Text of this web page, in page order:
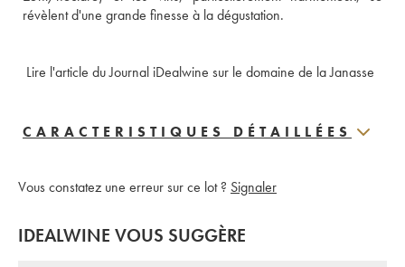
révèlent d'une grande finesse à la dégustation.
Lire l'article du Journal iDealwine sur le domaine de la Janasse
CARACTERISTIQUES DÉTAILLÉES
Vous constatez une erreur sur ce lot ? Signaler
IDEALWINE VOUS SUGGÈRE